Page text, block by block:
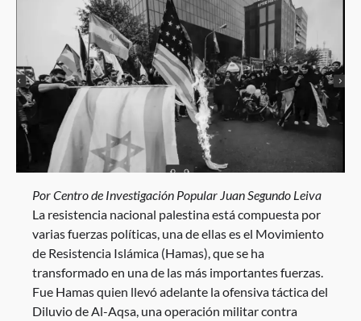
Por Centro de Investigación Popular Juan Segundo Leiva
La resistencia nacional palestina está compuesta por
varias fuerzas políticas, una de ellas es el Movimiento
de Resistencia Islámica (Hamas), que se ha
transformado en una de las más importantes fuerzas.
Fue Hamas quien llevó adelante la ofensiva táctica del
Diluvio de Al-Aqsa, una operación militar contra